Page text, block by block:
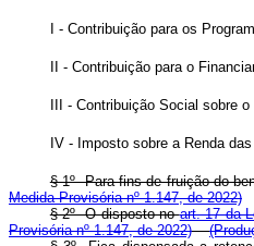
I - Contribuição para os
II - Contribuição para o
III - Contribuição Social sobre
IV - Imposto sobre a Renda
§ 1º Para fins de fruição do
Medida Provisória nº 1.147, de 2022)
§ 2º O disposto noart. 17 da
Provisória nº 1.147, de 2022)